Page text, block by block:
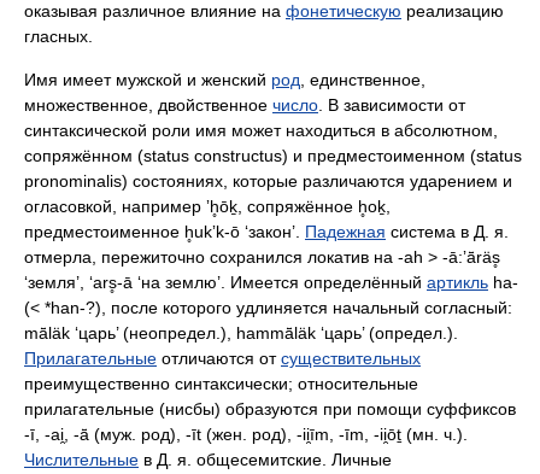
оказывая различное влияние на фонетическую реализацию
гласных.
Имя имеет мужской и женский род , единственное,
множественное, двойственное число . В зависимости от
синтаксической роли имя может находиться в абсолютном,
сопряжённом (status constructus) и предместоименном (status
pronominalis) состояниях, которые различаются ударением и
огласовкой, например ʼh̥ōḵ, сопряжённое h̥oḵ,
предместоименное h̥ukʼk‑ō ‘закон’. Падежная система в Д. я.
отмерла, пережиточно сохранился локатив на ‑ah > ‑ā:ʼā̈räs̥
‘земля’, ʻars̥‑ā ‘на землю’. Имеется определённый артикль ha-
(< *han‑?), после которого удлиняется начальный согласный:
mā̈läk ‘царь’ (неопредел.), hammā̈läk ‘царь’ (определ.).
Прилагательные отличаются отсуществительных
преимущественно синтаксически; относительные
прилагательные (нисбы) образуются при помощи суффиксов
‑ī, ‑ai̯, ‑ā̈ (муж. род), ‑īt (жен. род), ‑ii̯īm, ‑īm, ‑ii̯ōṯ (мн. ч.).
Числительные в Д. я. общесемитские. Личные